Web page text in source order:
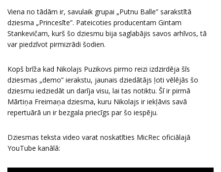
Viena no tādām ir, savulaik grupai „Putnu Balle” sarakstītā
dziesma „Princesīte”. Pateicoties producentam Gintam
Stankevičam, kurš šo dziesmu bija saglabājis savos arhīvos, tā
var piedzīvot pirmizrādi šodien.
Kopš brīža kad Nikolajs Puzikovs pirmo reizi izdzirdēja šīs
dziesmas „demo” ierakstu, jaunais dziedātājs ļoti vēlējās šo
dziesmu iedziedāt un darīja visu, lai tas notiktu. Šī ir pirmā
Mārtiņa Freimaņa dziesma, kuru Nikolajs ir iekļāvis savā
repertuārā un ir bezgala priecīgs par šo iespēju.
Dziesmas teksta video varat noskatīties MicRec oficiālajā
YouTube kanālā: